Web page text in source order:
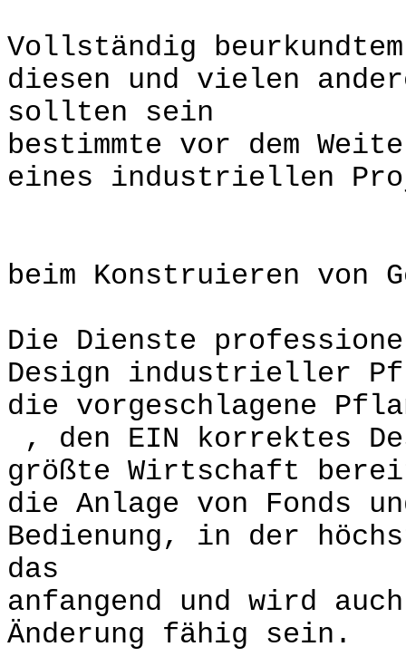
Vollständig
diesen und vielen
sollten sein
bestimmte vor dem
eines industriellen
beim Konstruieren von
Die Dienste
Design industrieller
die vorgeschlagene
, den EIN korrektes
größte Wirtschaft
die Anlage von Fonds
Bedienung, in der
das
anfangend und wird
Änderung fähig sein.